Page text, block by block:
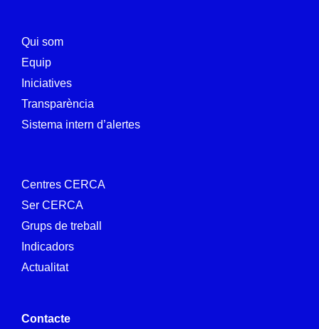
Qui som
Equip
Iniciatives
Transparència
Sistema intern d’alertes
Centres CERCA
Ser CERCA
Grups de treball
Indicadors
Actualitat
Contacte